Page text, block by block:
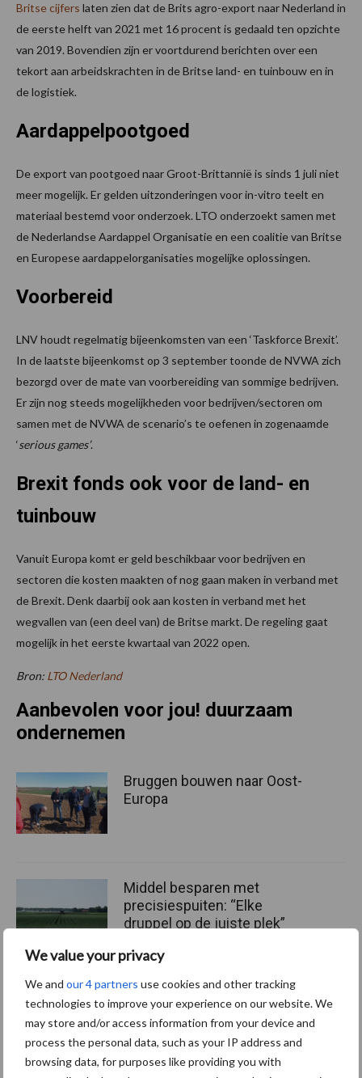
We value your privacy
We and our 4 partners use cookies and other tracking
technologies to improve your experience on our website. We
may store and/or access information from your device and
process the personal data, such as your IP address and
browsing data, for purposes like providing you with
Britse cijfers laten zien dat de Brits agro-export naar Nederland in
de eerste helft van 2021 met 16 procent is gedaald ten opzichte
van 2019. Bovendien zijn er voortdurend berichten over een
tekort aan arbeidskrachten in de Britse land- en tuinbouw en in
de logistiek.
Aardappelpootgoed
De export van pootgoed naar Groot-Brittannië is sinds 1 juli niet
meer mogelijk. Er gelden uitzonderingen voor in-vitro teelt en
materiaal bestemd voor onderzoek. LTO onderzoekt samen met
de Nederlandse Aardappel Organisatie en een coalitie van Britse
en Europese aardappelorganisaties mogelijke oplossingen.
Voorbereid
LNV houdt regelmatig bijeenkomsten van een ‘Taskforce Brexit’.
In de laatste bijeenkomst op 3 september toonde de NVWA zich
bezorgd over de mate van voorbereiding van sommige bedrijven.
Er zijn nog steeds mogelijkheden voor bedrijven/sectoren om
samen met de NVWA de scenario’s te oefenen in zogenaamde
‘serious games’.
Brexit fonds ook voor de land- en
tuinbouw
Vanuit Europa komt er geld beschikbaar voor bedrijven en
sectoren die kosten maakten of nog gaan maken in verband met
de Brexit. Denk daarbij ook aan kosten in verband met het
wegvallen van (een deel van) de Britse markt. De regeling gaat
mogelijk in het eerste kwartaal van 2022 open.
Bron: LTO Nederland
Aanbevolen voor jou! duurzaam
ondernemen
Bruggen bouwen naar Oost-
Europa
Middel besparen met
precisiespuiten: “Elke
druppel op de juiste plek”
Agrarische grondprijs stijgt
in tweede kwartaal naar
108.500 euro per hectare